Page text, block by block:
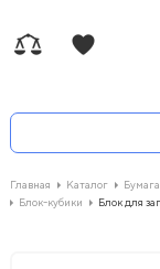
Главная Каталог
Блок-кубики
Блок для